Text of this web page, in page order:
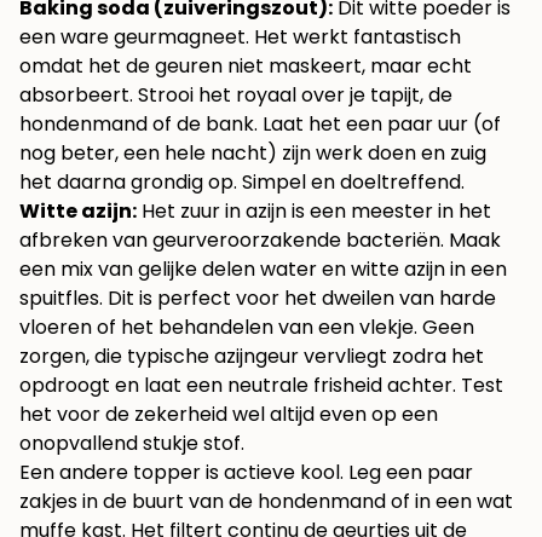
Baking soda (zuiveringszout): Dit witte poeder is
een ware geurmagneet. Het werkt fantastisch
omdat het de geuren niet maskeert, maar echt
absorbeert. Strooi het royaal over je tapijt, de
hondenmand of de bank. Laat het een paar uur (of
nog beter, een hele nacht) zijn werk doen en zuig
het daarna grondig op. Simpel en doeltreffend.
Witte azijn: Het zuur in azijn is een meester in het
afbreken van geurveroorzakende bacteriën. Maak
een mix van gelijke delen water en witte azijn in een
spuitfles. Dit is perfect voor het dweilen van harde
vloeren of het behandelen van een vlekje. Geen
zorgen, die typische azijngeur vervliegt zodra het
opdroogt en laat een neutrale frisheid achter. Test
het voor de zekerheid wel altijd even op een
onopvallend stukje stof.
Een andere topper is actieve kool. Leg een paar
zakjes in de buurt van de hondenmand of in een wat
muffe kast. Het filtert continu de geurtjes uit de